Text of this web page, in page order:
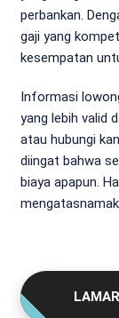
perbankan.
gaji yang
kesempatan
Informasi
yang lebih valid
atau hubungi
diingat bahwa
biaya apapun.